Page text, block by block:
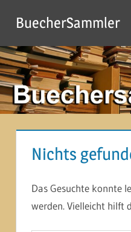
Inhalt
springen
BuecherSammler
Nichts
Das Gesuchte konnte
werden. Vielleicht hilft